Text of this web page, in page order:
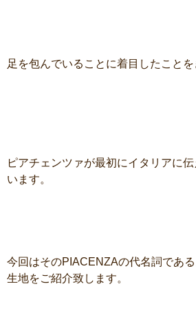
足を包んでいることに着目したこと
ピアチェンツァが最初にイタリアに
います。
今回はそのPIACENZAの代名詞であ
生地をご紹介致します。